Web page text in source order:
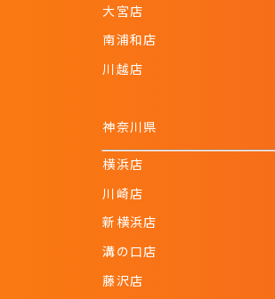
大宮店
南浦和店
川越店
神奈川県
横浜店
川崎店
新横浜店
溝の口店
藤沢店